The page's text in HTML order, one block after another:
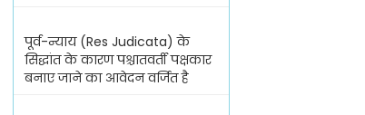
पूर्व-न्याय (Res Judicata) के
सिद्धांत के कारण पश्चातवर्ती पक्षकार
बनाए जाने का आवेदन वर्जित है